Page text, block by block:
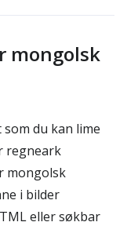
mongolsk
du kan lime
regneark
mongolsk
i bilder
eller søkbar